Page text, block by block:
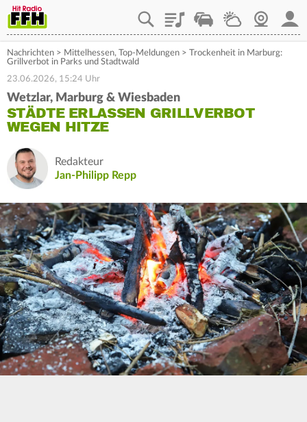
PlaylistStaupilotWetterWebcam
Nachrichten > Mittelhessen, Top-Meldungen > Trockenheit in Marburg:
Grillverbot in Parks und Stadtwald
23.06.2026, 15:24 Uhr
Wetzlar, Marburg & Wiesbaden
STÄDTE ERLASSEN GRILLVERBOT
WEGEN HITZE
Redakteur
Jan-Philipp Repp